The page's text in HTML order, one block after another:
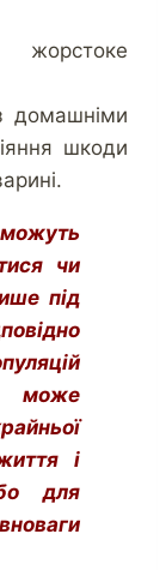
домашніми
шкоди
чи
під
може
і
для